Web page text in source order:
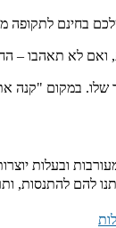
בחינם לתקופה
החזרות נדיבה (למשל,
במקום "קנה
להם להתנסות,